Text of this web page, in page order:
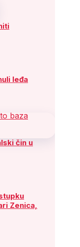
leđa
čin u
Zenica,